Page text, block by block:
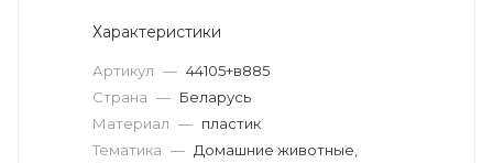
Характеристики
Артикул — 44105+в885
Страна — Беларусь
Материал — пластик
Тематика — Домашние животные,